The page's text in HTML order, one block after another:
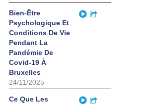
Bien-Être
Psychologique Et
Conditions De Vie
Pendant La
Pandémie De
Covid-19 À
Bruxelles
24/11/2025
Play
Ce Que Les
Play